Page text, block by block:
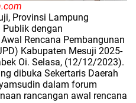
Provinsi Lampung
dengan
Rencana Pembangunan
Kabupaten Mesuji 2025-
Oi. Selasa, (12/12/2023).
dibuka Sekertaris Daerah
dalam forum
rancangan awal rencana